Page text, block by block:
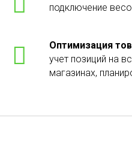
подключение
Оптимизация
учет позиций на
магазинах,